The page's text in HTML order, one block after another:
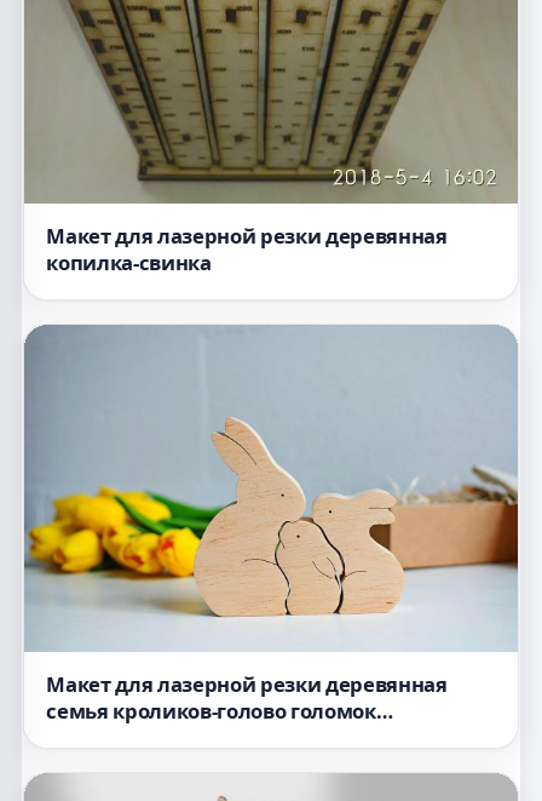
Макет для лазерной резки деревянная
копилка-свинка
Макет для лазерной резки деревянная
семья кроликов-голово голомок